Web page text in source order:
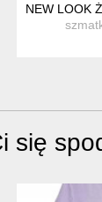
/ 24 - 52
NEW LOOK
się